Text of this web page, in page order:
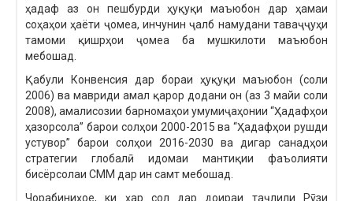
ҳадаф аз он пешбурди ҳуқуқи маъюбон дар ҳамаи
соҳаҳои ҳаёти ҷомеа, инчунин ҷалб намудани таваҷҷуҳи
тамоми қишрҳои ҷомеа ба мушкилоти маъюбон
мебошад.
Қабули Конвенсия дар бораи ҳуқуқи маъюбон (соли
2006) ва мавриди амал қарор додани он (аз 3 майи соли
2008), амалисозии барномаҳои умумиҷаҳонии “Ҳадафҳои
ҳазорсола” барои солҳои 2000-2015 ва “Ҳадафҳои рушди
устувор” барои солҳои 2016-2030 ва дигар санадҳои
стратегии глобалӣ идомаи мантиқии фаъолияти
бисёрсолаи СММ дар ин самт мебошад.
Чорабиниҳое, ки ҳар сол дар доираи таҷлили Рӯзи